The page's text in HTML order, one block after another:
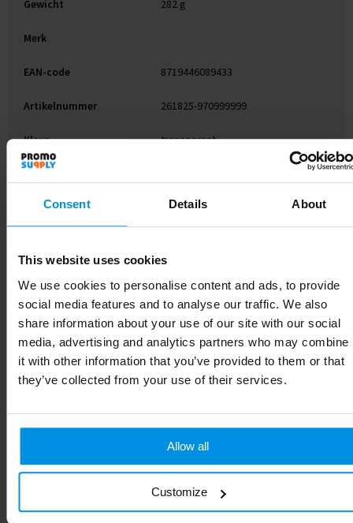
Consent Details About
This website uses cookies
We use cookies to personalise content and ads, to provide
social media features and to analyse our traffic. We also
share information about your use of our site with our social
media, advertising and analytics partners who may combine
it with other information that you’ve provided to them or that
they’ve collected from your use of their services.
Allow all
Customize
Gewicht 282 g
Merk
EAN-code 8719446089433
Artikelnummer 261825-970999999
Kleur transparant
Soort
Lengte 9.8 cm
Gerelateerde producten